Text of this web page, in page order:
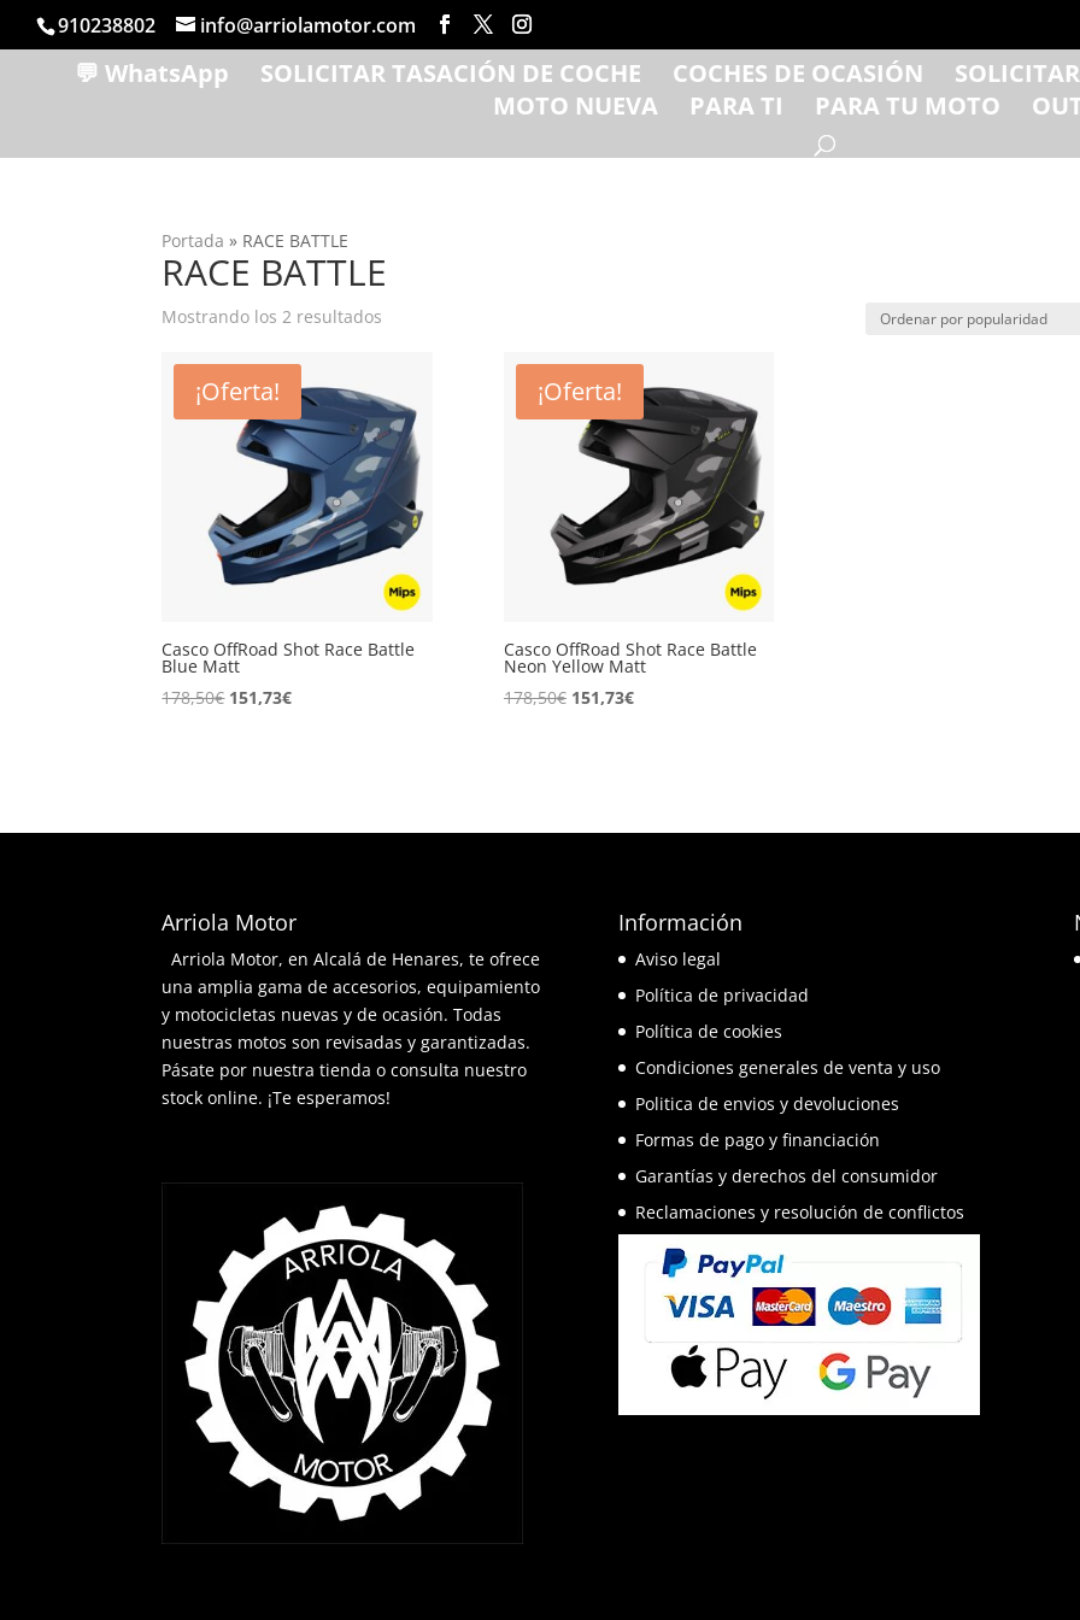
910238802 info@arriolamotor.com
💬 WhatsApp SOLICITAR TASACIÓN DE COCHE COCHES DE OCASIÓN
MOTO NUEVA
PARA TI PARA TU MOTO
Portada » RACE BATTLE
RACE BATTLE
Mostrando los 2 resultados
¡Oferta!
Casco OffRoad Shot Race Battle
Blue Matt
178,50€ El
151,73€El
¡Oferta!
Casco OffRoad Shot Race Battle
Neon Yellow Matt
178,50€ El
151,73€El
Arriola Motor
Arriola Motor, en Alcalá de Henares, te ofrece
una amplia gama de accesorios, equipamiento
y motocicletas nuevas y de ocasión. Todas
nuestras motos son revisadas y garantizadas.
Pásate por nuestra tienda o consulta nuestro
stock online. ¡Te esperamos!
Información
Aviso legal
Política de privacidad
Política de cookies
Condiciones generales de venta y uso
Politica de envios y devoluciones
Formas de pago y financiación
Garantías y derechos del consumidor
Reclamaciones y resolución de conflictos